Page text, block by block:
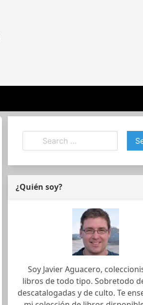
¿Quién soy?
Soy Javier Aguacero,
libros de todo tipo. Sobretodo
descatalogadas y de culto. Te